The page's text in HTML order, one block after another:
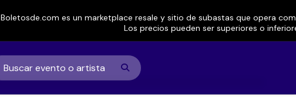
Boletosde.com es un marketplace resale y sitio de subastas que opera
Los precios pueden ser superiores o